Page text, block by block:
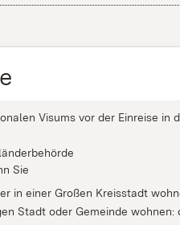
Visums vor der Einreise
Sie
in einer Großen Kreisstadt
Stadt oder Gemeinde wohnen: